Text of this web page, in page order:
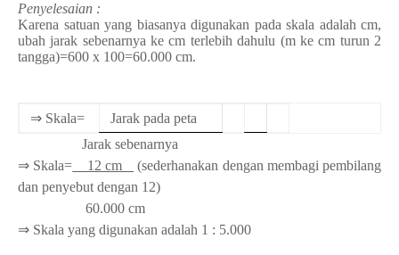
Penyelesaian :
Karena satuan yang biasanya digunakan pada skala adalah cm,
ubah jarak sebenarnya ke cm terlebih dahulu (m ke cm turun 2
tangga)=600 x 100=60.000 cm.
⇒ Skala=
Jarak pada peta
Jarak sebenarnya
⇒ Skala= 12 cm
(sederhanakan dengan membagi pembilang
dan penyebut dengan 12)
60.000 cm
⇒ Skala yang digunakan adalah 1 : 5.000